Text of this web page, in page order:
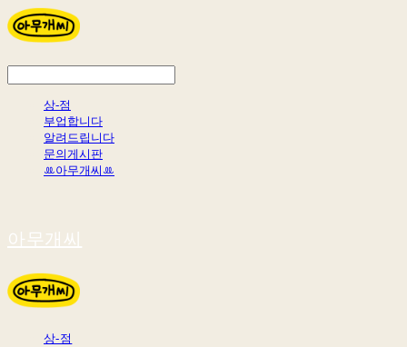
상-점
부업합니다
알려드립니다
문의게시판
ꔛ아무개씨ꔛ
아무개씨
상-점